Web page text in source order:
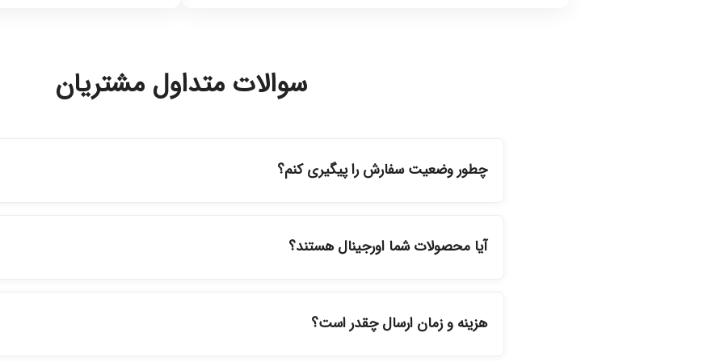
سوالات متداول مشتریان
چطور وضعیت سفارش را پیگیری کنم؟
آیا محصولات شما اورجینال هستند؟
هزینه و زمان ارسال چقدر است؟